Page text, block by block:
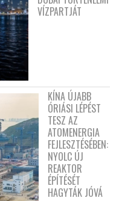
VÍZPARTJÁT
KÍNA ÚJABB
ÓRIÁSI LÉPÉST
TESZ AZ
ATOMENERGIA
FEJLESZTÉSÉBEN:
NYOLC ÚJ
REAKTOR
ÉPÍTÉSÉT
HAGYTÁK JÓVÁ